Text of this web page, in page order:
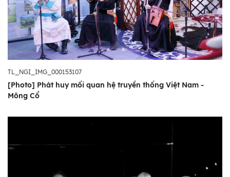
TL_NGI_IMG_000153107
[Photo] Phát huy mối quan hệ truyền thống Việt Nam -
Mông Cổ